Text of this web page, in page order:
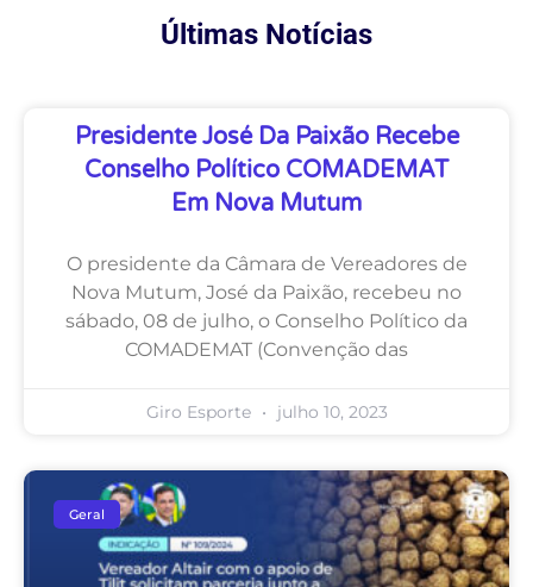
Últimas Notícias
Presidente José Da Paixão Recebe
Conselho Político COMADEMAT
Em Nova Mutum
O presidente da Câmara de Vereadores de
Nova Mutum, José da Paixão, recebeu no
sábado, 08 de julho, o Conselho Político da
COMADEMAT (Convenção das
Giro Esporte julho 10, 2023
Geral